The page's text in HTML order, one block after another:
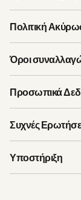
Πολιτική
Όροι
Προσωπικά
Συχνές
Υποστήριξη